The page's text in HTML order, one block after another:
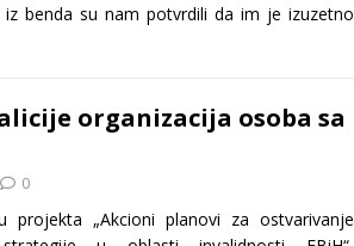
benda su nam potvrdili da im je izuzetno
organizacija osoba sa
0
projekta „Akcioni planovi za ostvarivanje